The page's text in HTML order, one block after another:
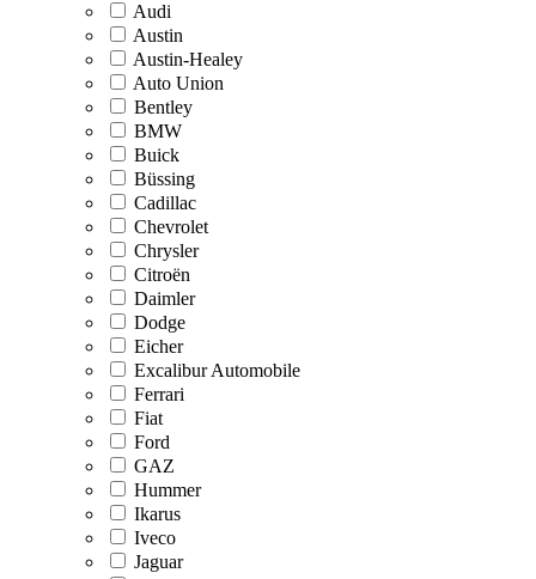
Audi
Austin
Austin-Healey
Auto Union
Bentley
BMW
Buick
Büssing
Cadillac
Chevrolet
Chrysler
Citroën
Daimler
Dodge
Eicher
Excalibur Automobile
Ferrari
Fiat
Ford
GAZ
Hummer
Ikarus
Iveco
Jaguar